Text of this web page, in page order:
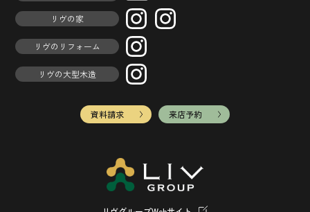
リヴの家
リヴのリフォーム
リヴの大型木造
資料請求 来店予約